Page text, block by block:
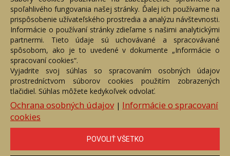
Nižný Hrušov 333, 094 22, Slovenská republika
+421 905 356 921
+421 905 959 101
dartesro@dartesro.sk
Hlavná stránka Aukčný katalóg
Objednávka dražby
Termíny aukcií
Online Aukcia
DARTE AUKČNÁ SPOLOČNOSŤ s.r.o. © 2007 - 2026
Akékoľvek používanie obrazových a textových súčastí tejto stránky je
podmienené výslovným súhlasom jej vlastníka. Všetky práva sú
vyhradené.
spoľahlivého fungovania našej stránky. Ďalej ich používame na
prispôsobenie užívateľského prostredia a analýzu návštevnosti.
Informácie o používaní stránky zdieľame s našimi analytickými
partnermi. Tieto údaje sú uchovávané a spracovávané
spôsobom, ako je to uvedené v dokumente „Informácie o
spracovaní cookies“.
Vyjadrite svoj súhlas so spracovaním osobných údajov
prostredníctvom súborov cookies použitím zobrazených
tlačidiel. Súhlas môžete kedykoľvek odvolať.
Ochrana osobných údajov| Informácie o spracovaní
cookies
POVOLIŤ VŠETKO